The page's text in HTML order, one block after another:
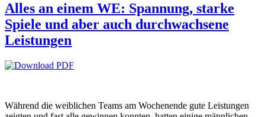
Alles an einem WE: Spannung, starke
Spiele und aber auch durchwachsene
Leistungen
Während die weiblichen Teams am Wochenende gute Leistungen